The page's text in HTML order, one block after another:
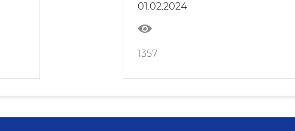
vazifalarga bagʻishlandi
01.02.2024
1357